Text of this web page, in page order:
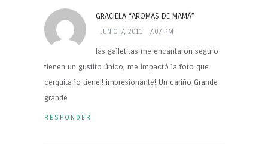
GRACIELA “AROMAS DE MAMÁ”
JUNIO 7, 2011 7:07 PM
las galletitas me encantaron seguro
tienen un gustito único, me impactó la foto que
cerquita lo tiene!! impresionante! Un cariño Grande
grande
RESPONDER